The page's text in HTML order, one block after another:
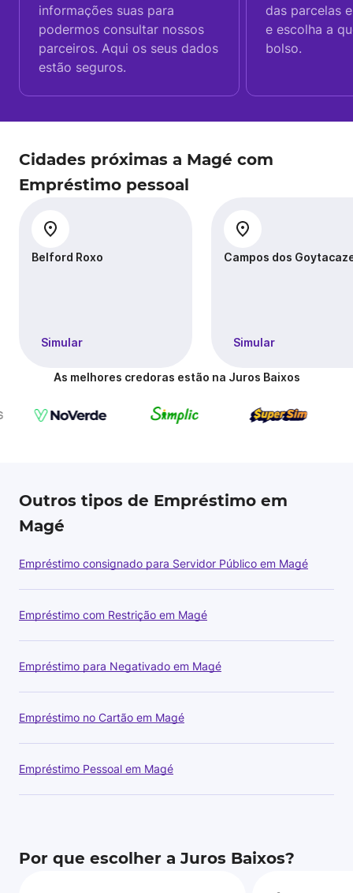
informações suas para
podermos consultar nossos
parceiros. Aqui os seus dados
estão seguros.
das parcelas
e escolha a
bolso.
Cidades próximas a Magé com
Empréstimo pessoal
Belford Roxo
Simular
Campos dos
Simular
As melhores credoras estão na Juros Baixos
Outros tipos de Empréstimo em
Magé
Empréstimo consignado para Servidor Público em Magé
Empréstimo com Restrição em Magé
Empréstimo para Negativado em Magé
Empréstimo no Cartão em Magé
Empréstimo Pessoal em Magé
Por que escolher a Juros Baixos?